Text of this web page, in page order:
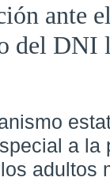
ante el
del DNI
a la
adultos